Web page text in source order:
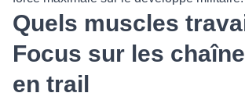
Quels muscles
Focus sur les
en trail